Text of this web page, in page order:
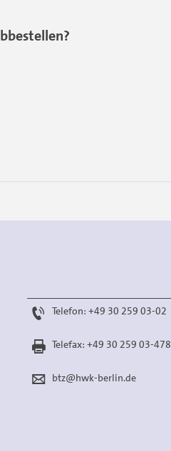
Telefon: +49 30 259 03-02
Telefax: +49 30 259 03-478
btz@hwk-berlin.de